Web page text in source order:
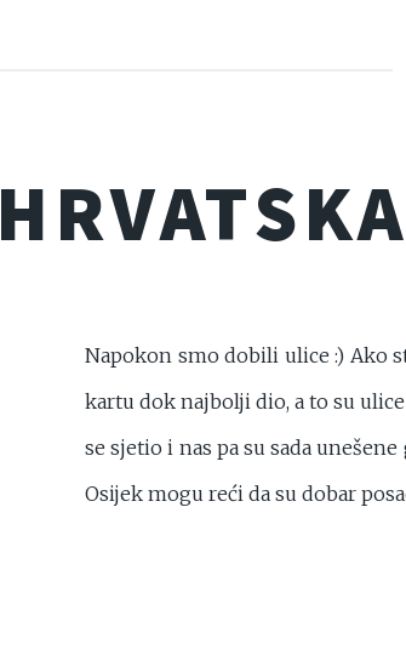
Napokon smo dobili ulice :) Ako
kartu dok najbolji dio, a to su
se sjetio i nas pa su sada
Osijek mogu reći da su dobar